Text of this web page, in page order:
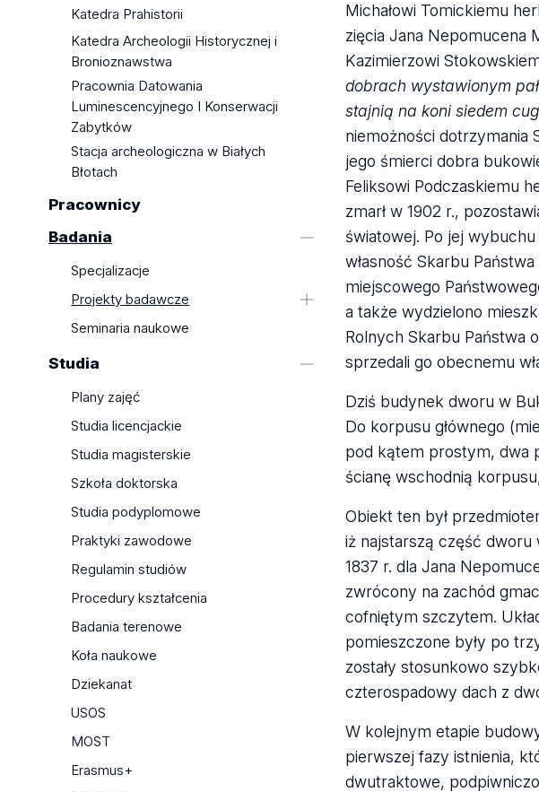
Katedra Prahistorii
Katedra Archeologii Historycznej i
Bronioznawstwa
Pracownia Datowania
Luminescencyjnego I Konserwacji
Zabytków
Stacja archeologiczna w Białych
Błotach
Pracownicy
Badania
Specjalizacje
Projekty badawcze
Archeologia codzienności Wieku
fortyfikacji polowych Wielkiej Wojny
– damnosa hereditas, kazanie o
Przedlokacyjny Lelów
Archeologia Zbrodni pomorskiej
1939
Leksykon archeologii katyńskiej
Dawna siedziba Gestapo i Urzędu
Bezpieczeństwa w al. Anstadta w
siedzib obronnych w Polsce
Seminaria naukowe
Studia
Plany zajęć
Studia licencjackie
Studia magisterskie
Szkoła doktorska
Studia podyplomowe
Praktyki zawodowe
Regulamin studiów
Procedury kształcenia
Badania terenowe
Koła naukowe
Dziekanat
USOS
MOST
Erasmus+
Michałowi Tomickiemu
zięcia Jana Nepomucena
Kazimierzowi
dobrach wystawionym
stajnią na koni siedem
niemożności dotrzymania
jego śmierci dobra
Feliksowi Podczaskiemu
zmarł w 1902 r.,
światowej. Po jej
własność Skarbu
miejscowego
a także wydzielono
Rolnych Skarbu Państwa
sprzedali go obecnemu
Dziś budynek dworu w
Do korpusu głównego
pod kątem prostym, dwa
ścianę wschodnią
Obiekt ten był
iż najstarszą część
1837 r. dla Jana
zwrócony na zachód
cofniętym szczytem.
pomieszczone były po
zostały stosunkowo
czterospadowy dach z
W kolejnym etapie
pierwszej fazy istnienia,
dwutraktowe,